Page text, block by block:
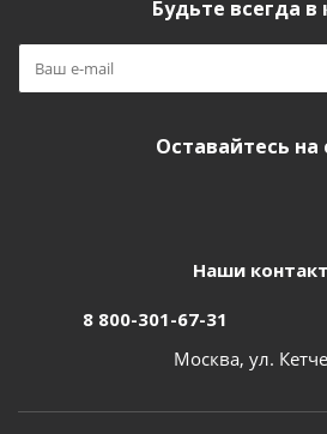
Будьте всегда в
Оставайтесь на
Наши
8 800-301-67-31
Москва, ул.